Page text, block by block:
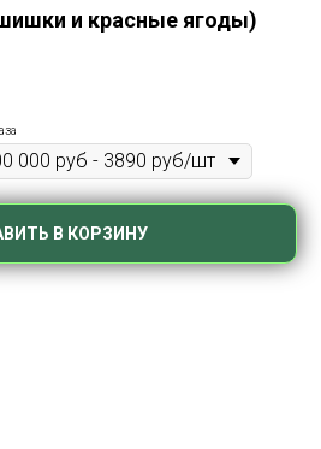
и красные ягоды)
В КОРЗИНУ